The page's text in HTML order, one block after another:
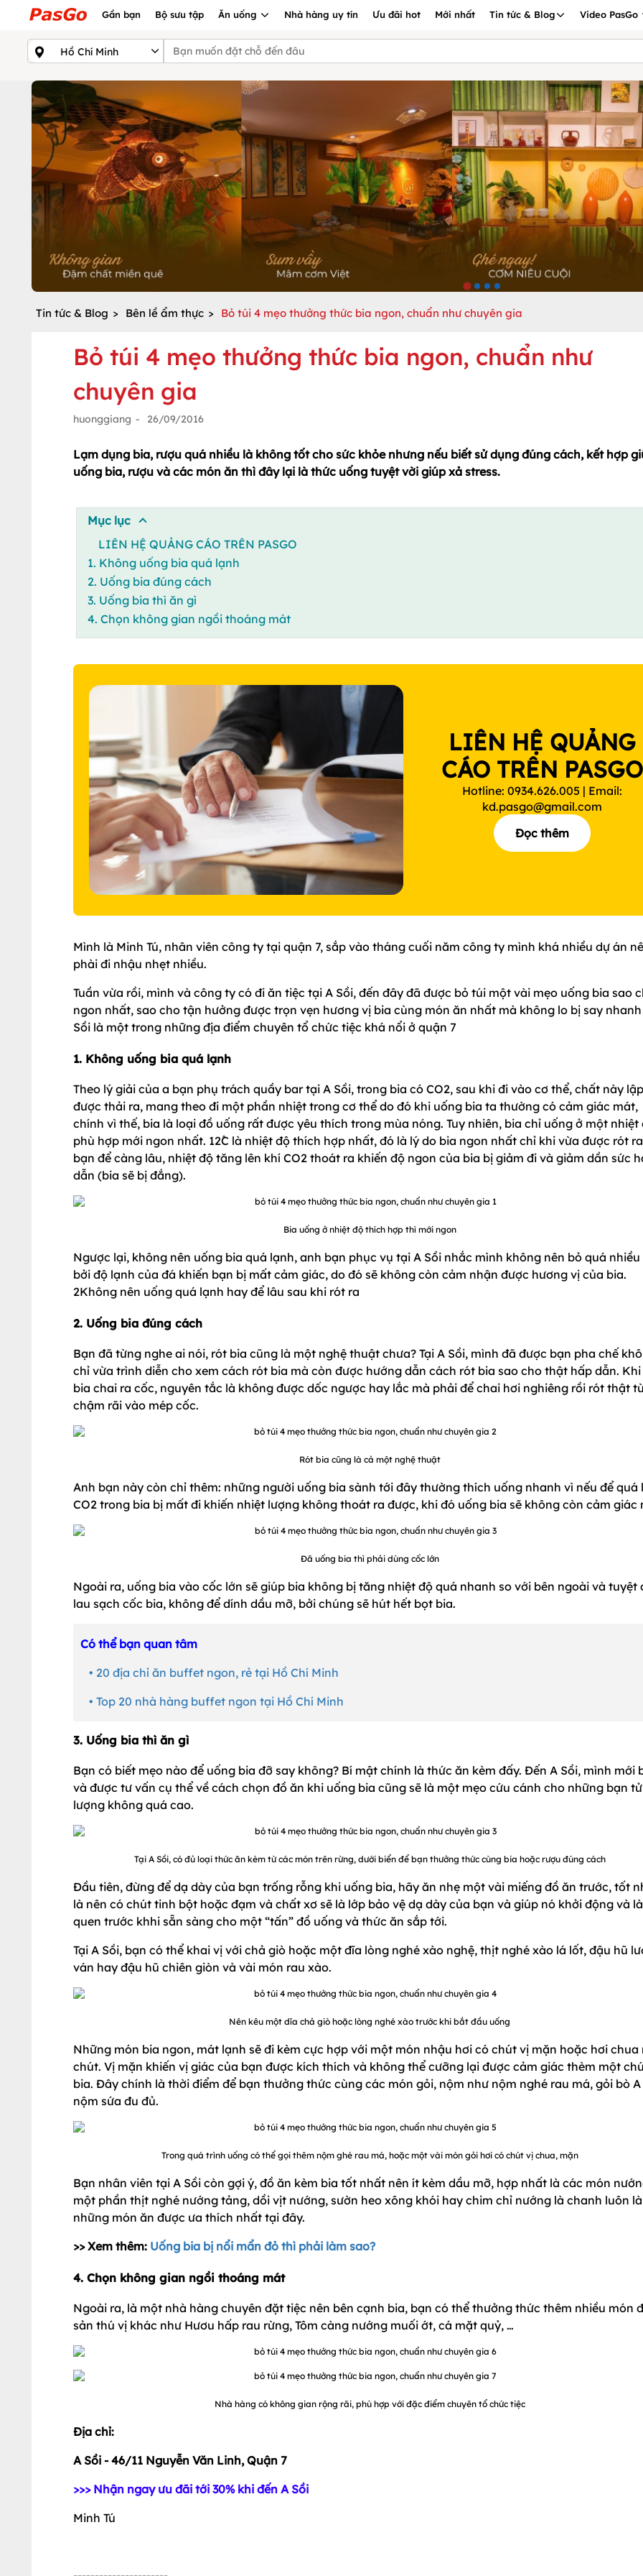
Gần bạn Bộ sưu tập Ăn uống Nhà hàng uy tín Ưu đãi hot Mới nhất Tin tức & Blog Video PasGo
Tin tức & Blog > Bên lề ẩm thực > Bỏ túi 4 mẹo thưởng thức bia ngon, chuẩn như chuyên gia
Bỏ túi 4 mẹo thưởng thức bia ngon, chuẩn như
chuyên gia
huonggiang - 26/09/2016
Lạm dụng bia, rượu quá nhiều là không tốt cho sức khỏe nhưng nếu biết sử dụng đúng cách, kết hợp
uống bia, rượu và các món ăn thì đây lại là thức uống tuyệt vời giúp xả stress.
Mục lục
LIÊN HỆ QUẢNG CÁO TRÊN PASGO
1. Không uống bia quá lạnh
2. Uống bia đúng cách
3. Uống bia thì ăn gì
4. Chọn không gian ngồi thoáng mát
LIÊN HỆ QUẢNG
CÁO TRÊN PASGO
Hotline: 0934.626.005 | Email:
kd.pasgo@gmail.com
Đọc thêm
Mình là Minh Tú, nhân viên công ty tại quận 7, sắp vào tháng cuối năm công ty mình khá nhiều dự án
phài đi nhậu nhẹt nhiều.
Tuần vừa rồi, mình và công ty có đi ăn tiệc tại A Sồi, đến đây đã được bỏ túi một vài mẹo uống bia sao
ngon nhất, sao cho tận hưởng được trọn vẹn hương vị bia cùng món ăn nhất mà không lo bị say nhanh
Sồi là một trong những địa điểm chuyên tổ chức tiệc khá nổi ở quận 7
1. Không uống bia quá lạnh
Theo lý giải của a bạn phụ trách quầy bar tại A Sồi, trong bia có CO2, sau khi đi vào cơ thể, chất này
được thải ra, mang theo đi một phần nhiệt trong cơ thể do đó khi uống bia ta thường có cảm giác mát,
chính vì thế, bia là loại đồ uống rất được yêu thích trong mùa nóng. Tuy nhiên, bia chỉ uống ở một nhiệt
phù hợp mới ngon nhất. 12̊C là nhiệt độ thích hợp nhất, đó là lý do bia ngon nhất chỉ khi vừa được rót
bạn để càng lâu, nhiệt độ tăng lên khí CO2 thoát ra khiến độ ngon của bia bị giảm đi và giảm dần sức
dẫn (bia sẽ bị đắng).
Bia uống ở nhiệt độ thích hợp thì mới ngon
Ngược lại, không nên uống bia quá lạnh, anh bạn phục vụ tại A Sồi nhắc mình không nên bỏ quá nhiều
bởi độ lạnh của đá khiến bạn bị mất cảm giác, do đó sẽ không còn cảm nhận được hương vị của bia.
2Không nên uống quá lạnh hay để lâu sau khi rót ra
2. Uống bia đúng cách
Bạn đã từng nghe ai nói, rót bia cũng là một nghệ thuật chưa? Tại A Sồi, mình đã được bạn pha chế
chỉ vừa trình diễn cho xem cách rót bia mà còn được hướng dẫn cách rót bia sao cho thật hấp dẫn.
bia chai ra cốc, nguyên tắc là không được dốc ngược hay lắc mà phải để chai hơi nghiêng rồi rót thật
chậm rãi vào mép cốc.
Rót bia cũng là cả một nghệ thuật
Anh bạn này còn chỉ thêm: những người uống bia sành tới đây thường thích uống nhanh vì nếu để quá
CO2 trong bia bị mất đi khiến nhiệt lượng không thoát ra được, khi đó uống bia sẽ không còn cảm giác
Đã uống bia thì phải dùng cốc lớn
Ngoài ra, uống bia vào cốc lớn sẽ giúp bia không bị tăng nhiệt độ quá nhanh so với bên ngoài và tuyệt
lau sạch cốc bia, không để dính dầu mỡ, bởi chúng sẽ hút hết bọt bia.
Có thể bạn quan tâm
• 20 địa chỉ ăn buffet ngon, rẻ tại Hồ Chí Minh
• Top 20 nhà hàng buffet ngon tại Hồ Chí Minh
3. Uống bia thì ăn gì
Bạn có biết mẹo nào để uống bia đỡ say không? Bí mật chính là thức ăn kèm đấy. Đến A Sồi, mình mới
và được tư vấn cụ thể về cách chọn đồ ăn khi uống bia cũng sẽ là một mẹo cứu cánh cho những bạn
lượng không quá cao.
Tại A Sồi, có đủ loại thức ăn kèm từ các món trên rừng, dưới biển để bạn thưởng thức cùng bia hoặc rượu đúng cách
Đầu tiên, đừng để dạ dày của bạn trống rỗng khi uống bia, hãy ăn nhẹ một vài miếng đồ ăn trước, tốt
là nên có chút tinh bột hoặc đạm và chất xơ sẽ là lớp bảo vệ dạ dày của bạn và giúp nó khởi động và
quen trước khhi sẵn sàng cho một “tấn” đồ uống và thức ăn sắp tới.
Tại A Sồi, bạn có thể khai vị với chả giò hoặc một đĩa lòng nghé xào nghệ, thịt nghé xào lá lốt, đậu hũ
ván hay đậu hũ chiên giòn và vài món rau xào.
Nên kêu một dĩa chả giò hoặc lòng nghé xào trước khi bắt đầu uống
Những món bia ngon, mát lạnh sẽ đi kèm cực hợp với một món nhậu hơi có chút vị mặn hoặc hơi chua
chút. Vị mặn khiến vị giác của bạn được kích thích và không thể cưỡng lại được cảm giác thèm một
bia. Đây chính là thời điểm để bạn thưởng thức cùng các món gỏi, nộm như nộm nghé rau má, gỏi bò A
nộm sứa đu đủ.
Trong quá trình uống có thể gọi thêm nộm ghé rau má, hoặc một vài món gỏi hơi có chút vị chua, mặn
Bạn nhân viên tại A Sồi còn gợi ý, đồ ăn kèm bia tốt nhất nên ít kèm dầu mỡ, hợp nhất là các món
một phần thịt nghé nướng tảng, dồi vịt nướng, sườn heo xông khói hay chim chỉ nướng là chanh luôn là
những món ăn được ưa thích nhất tại đây.
>> Xem thêm: Uống bia bị nổi mẩn đỏ thì phải làm sao?
4. Chọn không gian ngồi thoáng mát
Ngoài ra, là một nhà hàng chuyên đặt tiệc nên bên cạnh bia, bạn có thể thưởng thức thêm nhiều món
sản thú vị khác như Hươu hấp rau rừng, Tôm càng nướng muối ớt, cá mặt quỷ, …
Nhà hàng có không gian rộng rãi, phù hợp với đặc điểm chuyên tổ chức tiệc
Địa chỉ:
A Sồi - 46/11 Nguyễn Văn Linh, Quận 7
>>> Nhận ngay ưu đãi tới 30% khi đến A Sồi
Minh Tú